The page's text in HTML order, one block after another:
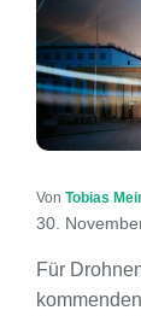
Von Tobias
30.
Für